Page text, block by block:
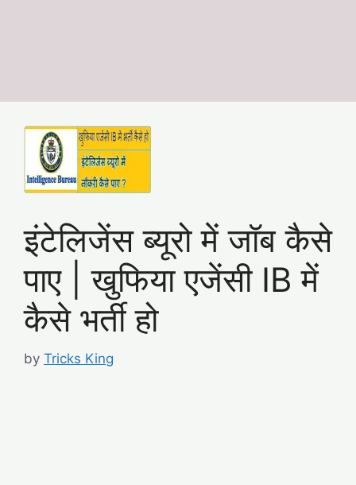
इंटेलिजेंस ब्यूरो में जॉब कैसे
पाए | खुफिया एजेंसी IB में
कैसे भर्ती हो
by Tricks King